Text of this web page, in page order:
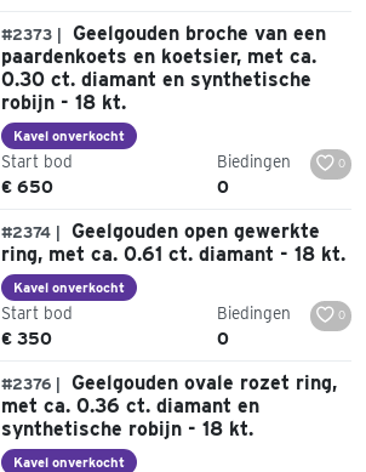
#2373 |
Geelgouden broche van een
paardenkoets en koetsier, met ca.
0.30 ct. diamant en synthetische
robijn - 18 kt.
Kavel onverkocht
Start bod
€ 650
Biedingen
0
0
#2374 |
Geelgouden open gewerkte
ring, met ca. 0.61 ct. diamant - 18 kt.
Kavel onverkocht
Start bod
€ 350
Biedingen
0
0
#2376 |
Geelgouden ovale rozet ring,
met ca. 0.36 ct. diamant en
synthetische robijn - 18 kt.
Kavel onverkocht